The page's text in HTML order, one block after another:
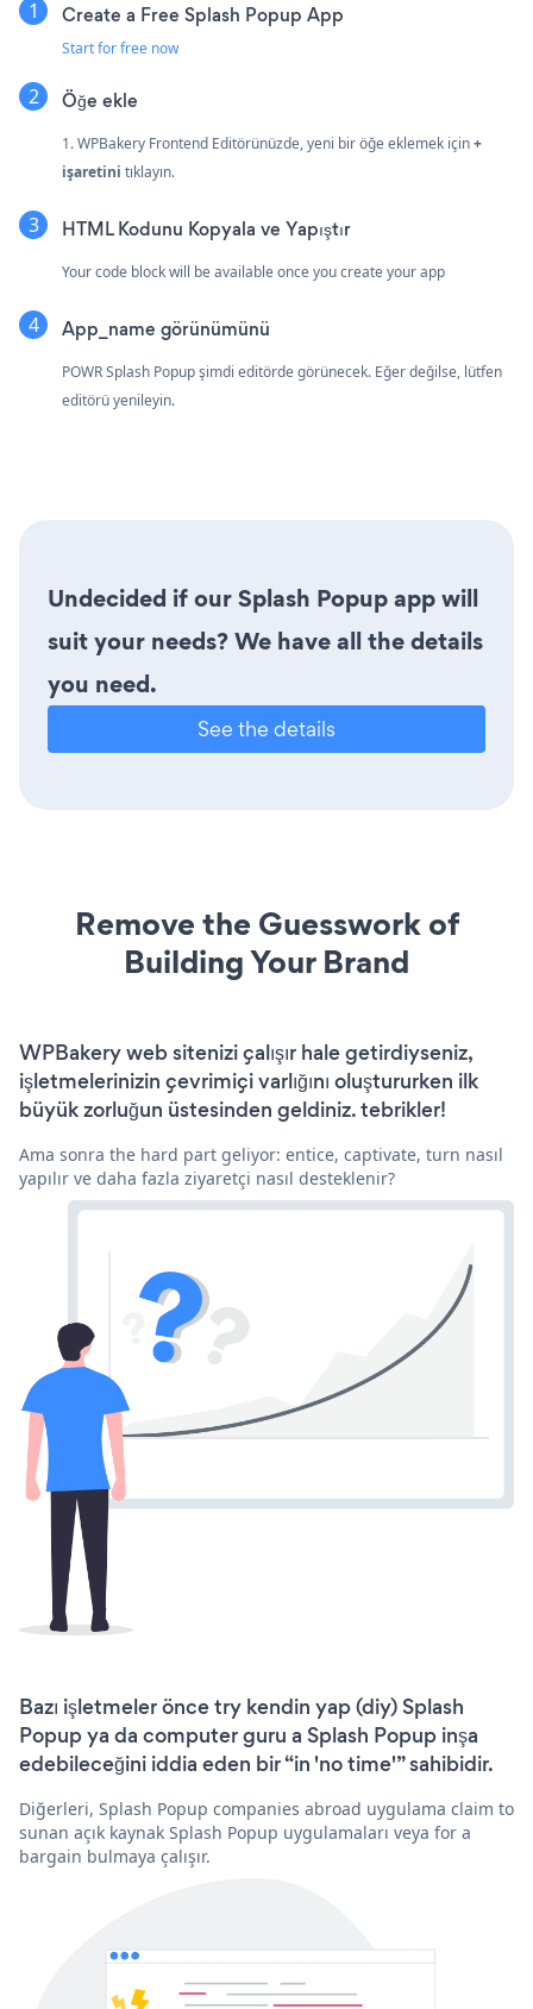
Create a Free Splash Popup App
Start for free now
Öğe ekle
1. WPBakery Frontend Editörünüzde, yeni bir öğe eklemek için+
işaretini tıklayın.
HTML Kodunu Kopyala ve Yapıştır
Your code block will be available once you create your app
App_name görünümünü
POWR Splash Popup şimdi editörde görünecek. Eğer değilse, lütfen
editörü yenileyin.
Undecided if our Splash Popup app will
suit your needs? We have all the details
you need.
See the details
Remove the Guesswork of
Building Your Brand
WPBakery web sitenizi çalışır hale getirdiyseniz,
işletmelerinizin çevrimiçi varlığını oluştururken ilk
büyük zorluğun üstesinden geldiniz. tebrikler!
Ama sonra the hard part geliyor: entice, captivate, turn nasıl
yapılır ve daha fazla ziyaretçi nasıl desteklenir?
Bazı işletmeler önce try kendin yap (diy) Splash
Popup ya da computer guru a Splash Popup inşa
edebileceğini iddia eden bir “in 'no time'” sahibidir.
Diğerleri, Splash Popup companies abroad uygulama claim to
sunan açık kaynak Splash Popup uygulamaları veya for a
bargain bulmaya çalışır.